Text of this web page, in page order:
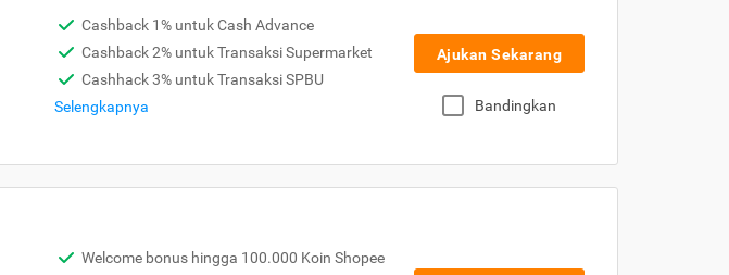
Cashback 1% untuk Cash Advance
Cashback 2% untuk Transaksi Supermarket
Cashhack 3% untuk Transaksi SPBU
Selengkapnya
Ajukan Sekarang
Bandingkan
Welcome bonus hingga 100.000 Koin Shopee